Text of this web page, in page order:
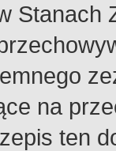
Stanach
na
ten